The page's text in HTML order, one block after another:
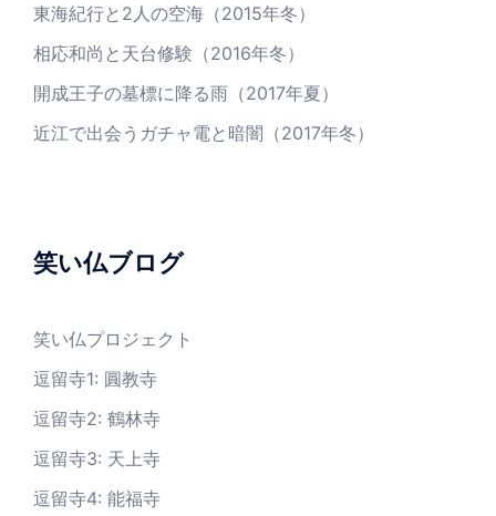
東海紀行と2人の空海（2015年冬）
相応和尚と天台修験（2016年冬）
開成王子の墓標に降る雨（2017年夏）
近江で出会うガチャ電と暗闇（2017年冬）
笑い仏ブログ
笑い仏プロジェクト
逗留寺1: 圓教寺
逗留寺2: 鶴林寺
逗留寺3: 天上寺
逗留寺4: 能福寺